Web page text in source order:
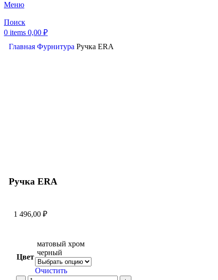
Меню
Поиск
0 items 0,00 ₽
Главная Фурнитура Ручка ERA
Ручка ERA
1 496,00 ₽
Цвет
матовый хром
черный
Очистить